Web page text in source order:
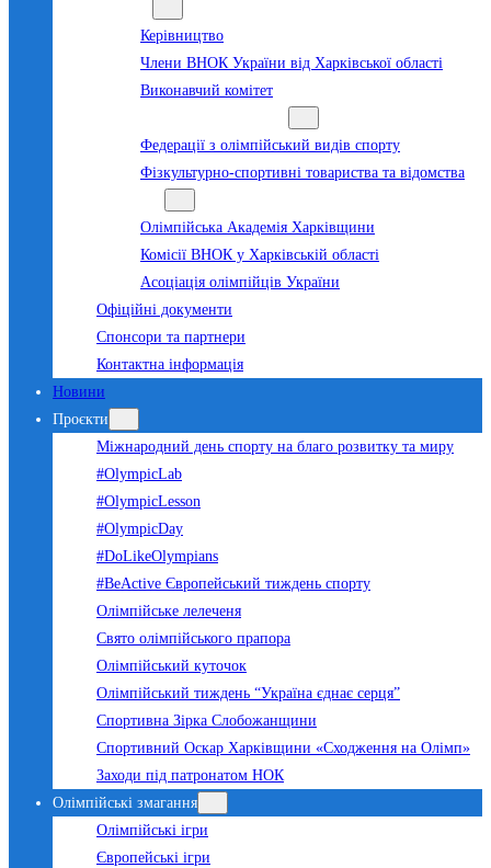
Керівництво
Члени ВНОК України від Харківської області
Виконавчий комітет
Федерації з олімпійський видів спорту
Фізкультурно-спортивні товариства та відомства
Олімпійська Академія Харківщини
Комісії ВНОК у Харківській області
Асоціація олімпійців України
Офіційні документи
Спонсори та партнери
Контактна інформація
Новини
Проєкти
Міжнародний день спорту на благо розвитку та миру
#OlympicLab
#OlympicLesson
#OlympicDay
#DoLikeOlympians
#BeActive Європейський тиждень спорту
Олімпійське лелеченя
Свято олімпійського прапора
Олімпійський куточок
Олімпійський тиждень “Україна єднає серця”
Спортивна Зірка Слобожанщини
Спортивний Оскар Харківщини «Сходження на Олімп»
Заходи під патронатом НОК
Олімпійські змагання
Олімпійські ігри
Європейські ігри